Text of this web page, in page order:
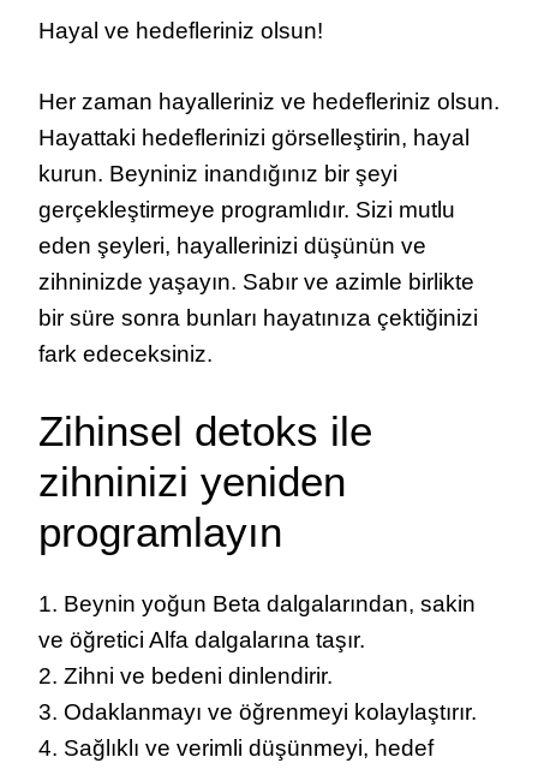
Hayal ve hedefleriniz olsun!
Her zaman hayalleriniz ve hedefleriniz olsun.
Hayattaki hedeflerinizi görselleştirin, hayal
kurun. Beyniniz inandığınız bir şeyi
gerçekleştirmeye programlıdır. Sizi mutlu
eden şeyleri, hayallerinizi düşünün ve
zihninizde yaşayın. Sabır ve azimle birlikte
bir süre sonra bunları hayatınıza çektiğinizi
fark edeceksiniz.
Zihinsel detoks ile
zihninizi yeniden
programlayın
1. Beynin yoğun Beta dalgalarından, sakin
ve öğretici Alfa dalgalarına taşır.
2. Zihni ve bedeni dinlendirir.
3. Odaklanmayı ve öğrenmeyi kolaylaştırır.
4. Sağlıklı ve verimli düşünmeyi, hedef